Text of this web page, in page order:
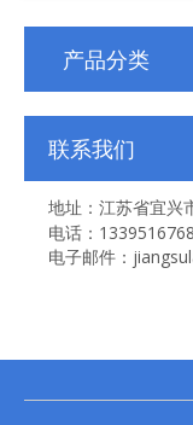
产品分类
联系我们
地址：江苏省宜兴
电话：
电子邮件：